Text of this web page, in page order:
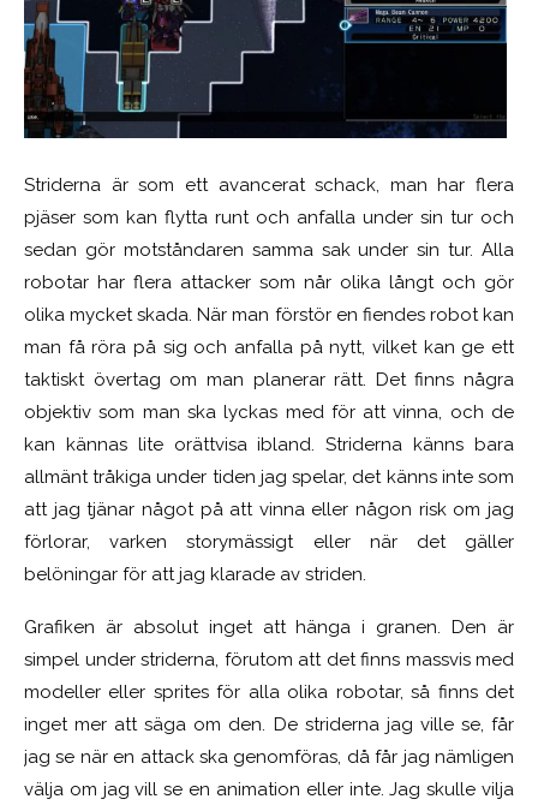
Striderna är som ett avancerat schack, man har flera
pjäser som kan flytta runt och anfalla under sin tur och
sedan gör motståndaren samma sak under sin tur. Alla
robotar har flera attacker som når olika långt och gör
olika mycket skada. När man förstör en fiendes robot kan
man få röra på sig och anfalla på nytt, vilket kan ge ett
taktiskt övertag om man planerar rätt. Det finns några
objektiv som man ska lyckas med för att vinna, och de
kan kännas lite orättvisa ibland. Striderna känns bara
allmänt tråkiga under tiden jag spelar, det känns inte som
att jag tjänar något på att vinna eller någon risk om jag
förlorar, varken storymässigt eller när det gäller
belöningar för att jag klarade av striden.
Grafiken är absolut inget att hänga i granen. Den är
simpel under striderna, förutom att det finns massvis med
modeller eller sprites för alla olika robotar, så finns det
inget mer att säga om den. De striderna jag ville se, får
jag se när en attack ska genomföras, då får jag nämligen
välja om jag vill se en animation eller inte. Jag skulle vilja